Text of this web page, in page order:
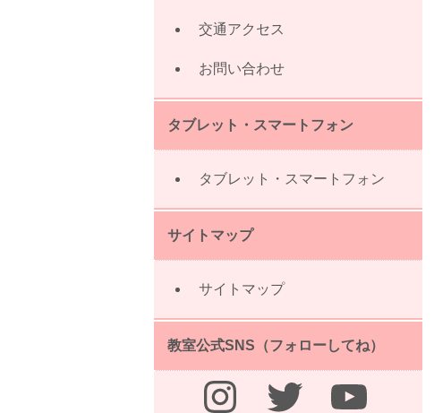
交通アクセス
お問い合わせ
タブレット・スマートフォン
タブレット・スマートフォン
サイトマップ
サイトマップ
教室公式SNS（フォローしてね）
Instagram Twitter YouTube